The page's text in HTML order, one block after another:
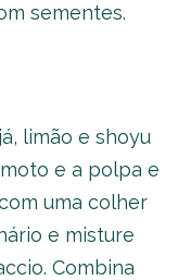
sementes.
limão e shoyu
e a polpa e
uma colher
e misture
Combina